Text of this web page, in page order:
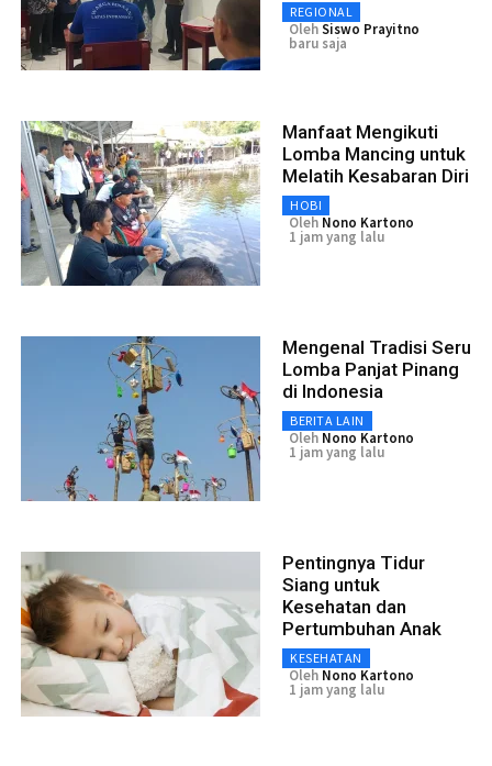
REGIONAL
OlehSiswo Prayitno
baru saja
Manfaat Mengikuti
Lomba Mancing untuk
Melatih Kesabaran Diri
HOBI
Oleh Nono Kartono
1 jam yang lalu
Mengenal Tradisi Seru
Lomba Panjat Pinang
di Indonesia
BERITA LAIN
Oleh Nono Kartono
1 jam yang lalu
Pentingnya Tidur
Siang untuk
Kesehatan dan
Pertumbuhan Anak
KESEHATAN
Oleh Nono Kartono
1 jam yang lalu